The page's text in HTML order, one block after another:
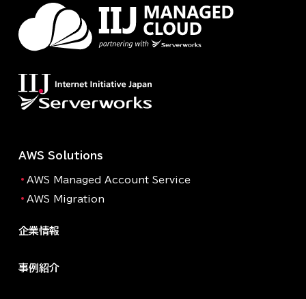
AWS Solutions
AWS Managed Account Service
AWS Migration
企業情報
事例紹介